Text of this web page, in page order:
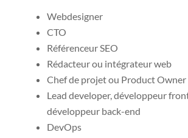
Webdesigner
CTO
Référenceur SEO
Rédacteur ou intégrateur web
Chef de projet ou Product Owner
Lead developer, développeur
développeur back-end
DevOps